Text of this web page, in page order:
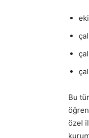
Bu
özel